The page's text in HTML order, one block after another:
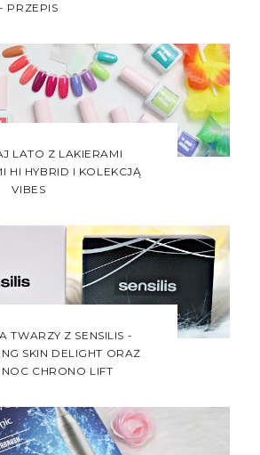
- PRZEPIS
LATO Z LAKIERAMI
HI HYBRID I KOLEKCJĄ
VIBES
TWARZY Z SENSILIS -
SKIN DELIGHT ORAZ
CHRONO LIFT